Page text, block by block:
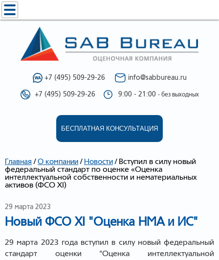
+7 (495) 509-29-26 info@sabbureau.ru
+7 (495) 509-29-26 9:00 - 21:00 - без выходных
БЕСПЛАТНАЯ КОНСУЛЬТАЦИЯ
Главная /О компании/ Новости/ Вступил в силу новый
федеральный стандарт по оценке «Оценка
интеллектуальной собственности и нематериальных
активов (ФСО XI)
29 марта 2023
Новый ФСО XI "Оценка НМА и ИС"
29 марта 2023 года вступил в силу новый федеральный
стандарт оценки "Оценка интеллектуальной